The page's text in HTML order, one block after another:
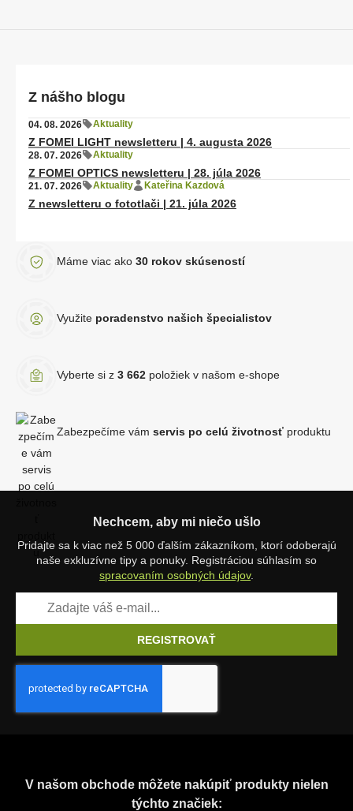
Máme viac ako 30 rokov skúseností
Využite poradenstvo našich špecialistov
Vyberte si z 3 662 položiek v našom e-shope
Zabezpečíme vám servis po celú životnosť produktu
Z nášho blogu
04. 08. 2026 Aktuality
Z FOMEI LIGHT newsletteru | 4. augusta 2026
28. 07. 2026 Aktuality
Z FOMEI OPTICS newsletteru | 28. júla 2026
21. 07. 2026 Aktuality Kateřina Kazdová
Z newsletteru o fototlači | 21. júla 2026
Nechcem, aby mi niečo ušlo
Pridajte sa k viac než 5 000 ďalším zákazníkom, ktorí odoberajú
naše exkluzívne tipy a ponuky. Registráciou súhlasím so
spracovaním osobných údajov.
REGISTROVAŤ
V našom obchode môžete nakúpiť produkty nielen
týchto značiek: